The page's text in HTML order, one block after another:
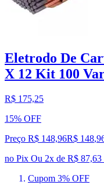
Eletrodo De
X 12 Kit 100
R$ 175,25
15% OFF
Preço R$ 148,96R$ 148,
no Pix Ou 2x de R$ 87,63
Cupom 3% OFF